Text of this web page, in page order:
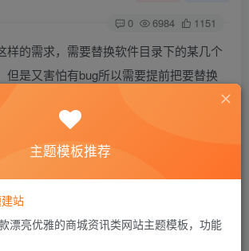
0 6984 1151
样的需求，需要替换软件目录下的某几个
但是又害怕有bug所以需要提前把要替换
样的一个小工具，输入待替换文件目录，
的文件，再将待替换的文件复制到软件所
可以选择待替换的文件目录，也可以直接
件里，备份的文件在软件所在目录的
主题模板推荐
站
漂亮优雅的商城资讯类网站主题模板，功能